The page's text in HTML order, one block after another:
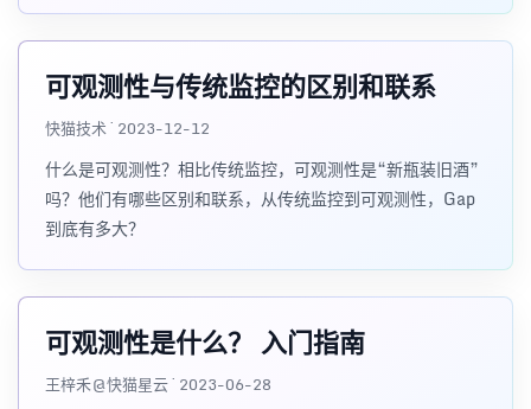
可观测性与传统监控的区别和联系
快猫技术 · 2023-12-12
什么是可观测性？相比传统监控，可观测性是“新瓶装旧酒”
吗？他们有哪些区别和联系，从传统监控到可观测性，Gap
到底有多大？
可观测性是什么？ 入门指南
王梓禾@快猫星云 · 2023-06-28